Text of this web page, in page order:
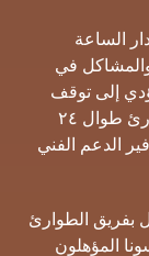
الساعة
في
إلى توقف
المركبة وتعطلها. لذلك، نحن نقدم خدمة الطوارئ طوال ٢٤
توفير الدعم الفني
بفريق الطوارئ
مهندسونا المؤهلون